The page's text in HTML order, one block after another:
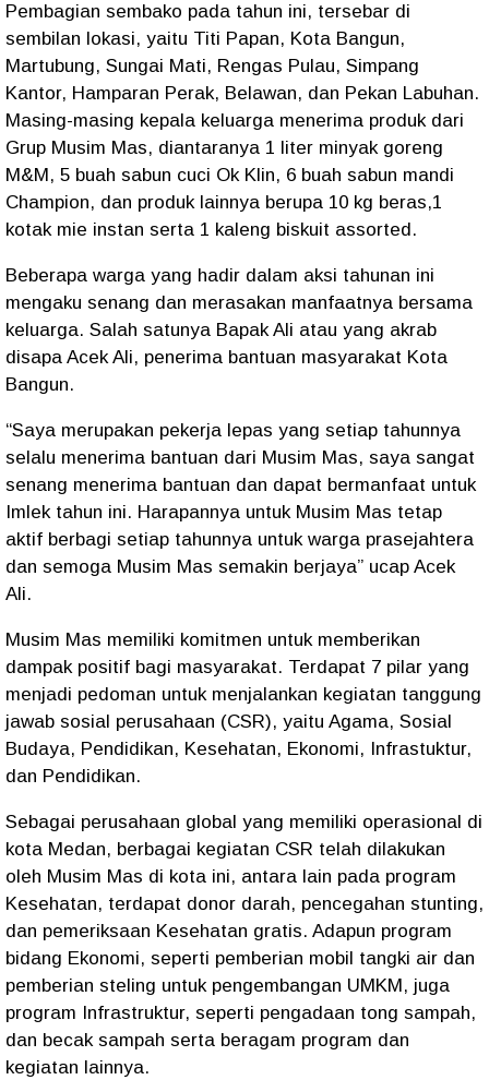
Pembagian sembako pada tahun ini, tersebar di
sembilan lokasi, yaitu Titi Papan, Kota Bangun,
Martubung, Sungai Mati, Rengas Pulau, Simpang
Kantor, Hamparan Perak, Belawan, dan Pekan Labuhan.
Masing-masing kepala keluarga menerima produk dari
Grup Musim Mas, diantaranya 1 liter minyak goreng
M&M, 5 buah sabun cuci Ok Klin, 6 buah sabun mandi
Champion, dan produk lainnya berupa 10 kg beras,1
kotak mie instan serta 1 kaleng biskuit assorted.
Beberapa warga yang hadir dalam aksi tahunan ini
mengaku senang dan merasakan manfaatnya bersama
keluarga. Salah satunya Bapak Ali atau yang akrab
disapa Acek Ali, penerima bantuan masyarakat Kota
Bangun.
“Saya merupakan pekerja lepas yang setiap tahunnya
selalu menerima bantuan dari Musim Mas, saya sangat
senang menerima bantuan dan dapat bermanfaat untuk
Imlek tahun ini. Harapannya untuk Musim Mas tetap
aktif berbagi setiap tahunnya untuk warga prasejahtera
dan semoga Musim Mas semakin berjaya” ucap Acek
Ali.
Musim Mas memiliki komitmen untuk memberikan
dampak positif bagi masyarakat. Terdapat 7 pilar yang
menjadi pedoman untuk menjalankan kegiatan tanggung
jawab sosial perusahaan (CSR), yaitu Agama, Sosial
Budaya, Pendidikan, Kesehatan, Ekonomi, Infrastuktur,
dan Pendidikan.
Sebagai perusahaan global yang memiliki operasional di
kota Medan, berbagai kegiatan CSR telah dilakukan
oleh Musim Mas di kota ini, antara lain pada program
Kesehatan, terdapat donor darah, pencegahan stunting,
dan pemeriksaan Kesehatan gratis. Adapun program
bidang Ekonomi, seperti pemberian mobil tangki air dan
pemberian steling untuk pengembangan UMKM, juga
program Infrastruktur, seperti pengadaan tong sampah,
dan becak sampah serta beragam program dan
kegiatan lainnya.